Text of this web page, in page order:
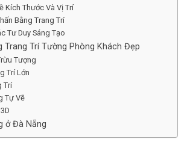
Kích Thước Và Vị Trí
Bằng Trang Trí
Tư Duy Sáng Tạo
Trang Trí Tường Phòng Khách Đẹp
Tượng
Trí Lớn
Trí
Tự Vẽ
ở Đà Nẵng